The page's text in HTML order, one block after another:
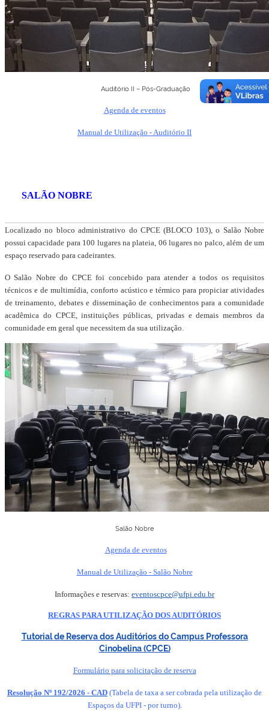
Auditório II – Pós-Graduação
Agenda de eventos
Manual de Utilização - Auditório II
SALÃO NOBRE
Localizado no bloco administrativo do CPCE (BLOCO 103), o Salão Nobre
possui capacidade para 100 lugares na plateia, 06 lugares no palco, além de um
espaço reservado para cadeirantes.
O Salão Nobre do CPCE foi concebido para atender a todos os requisitos
técnicos e de multimídia, conforto acústico e térmico para propiciar atividades
de treinamento, debates e disseminação de conhecimentos para a comunidade
acadêmica do CPCE, instituições públicas, privadas e demais membros da
comunidade em geral que necessitem da sua utilização.
Salão Nobre
Agenda de eventos
Manual de Utilização - Salão Nobre
Informações e reservas: eventoscpce@ufpi.edu.br
REGRAS PARA UTILIZAÇÃO DOS AUDITÓRIOS
Tutorial de Reserva dos Auditórios do Campus Professora
Cinobelina (CPCE)
Formulário para solicitação de reserva
Resolução Nº 192/2026 - CAD (Tabela de taxa a ser cobrada pela utilização de
Espaços da UFPI - por turno).